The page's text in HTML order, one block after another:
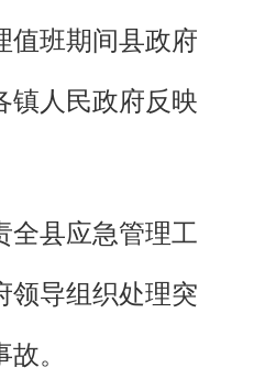
值班期间县政府
镇人民政府反映
全县应急管理工
领导组织处理突
。